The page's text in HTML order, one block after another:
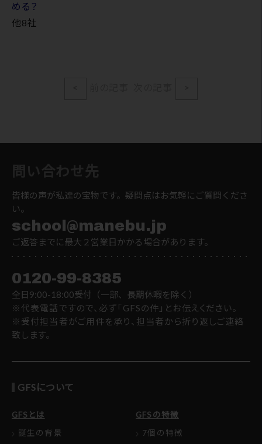
める？
他8社
皆様の声が私達の宝物です。疑問点はお気軽にご質問くださ
い。
school@manebu.jp
ご返答までに最大２営業日かかる場合があります。
0120-99-8385
全日9:00-18:00受付（一部、長期休暇を除く）
※代表電話ですので、必ず「GFSの件」とお伝えください。
※受付担当者がご用件を承り、担当者から折り返しご連絡
致します。
GFSについて
GFSとは
誕生の背景
GFSの特徴
7個の特徴